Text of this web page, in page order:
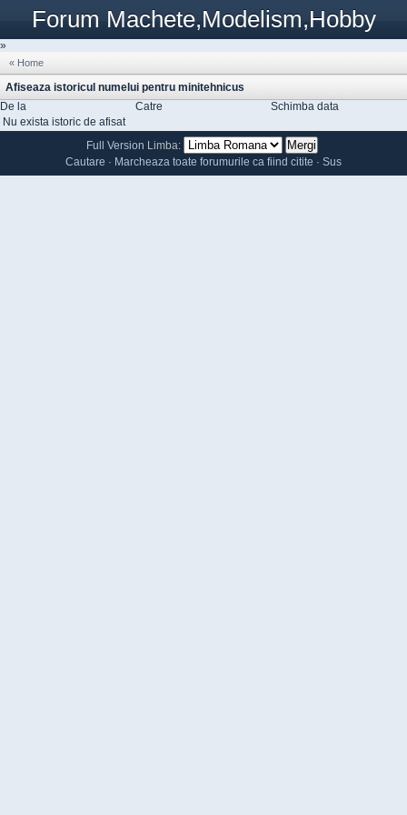
Forum Machete,Modelism,Hobby
»
« Home
Afiseaza istoricul numelui pentru minitehnicus
De la
Catre
Schimba data
Nu exista istoric de afisat
Full Version Limba:
Cautare · Marcheaza toate forumurile ca fiind citite · Sus